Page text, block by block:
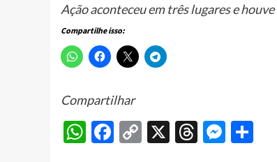
Ação aconteceu em três lugares e
Compartilhe isso:
Compartilhar
WhatsApp
Facebook
Copy
X Threads